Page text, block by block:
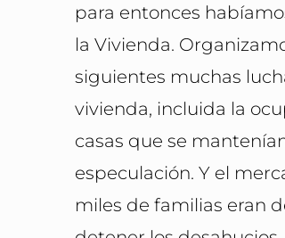
para entonces
la Vivienda.
siguientes muchas
vivienda, incluida la
casas que se
especulación. Y el
miles de familias eran